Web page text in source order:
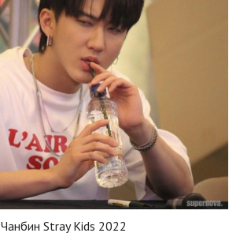
Чанбин Stray Kids 2022